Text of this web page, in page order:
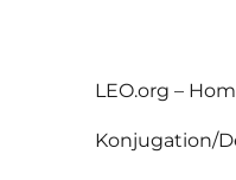
LEO.org –
Konjugation/